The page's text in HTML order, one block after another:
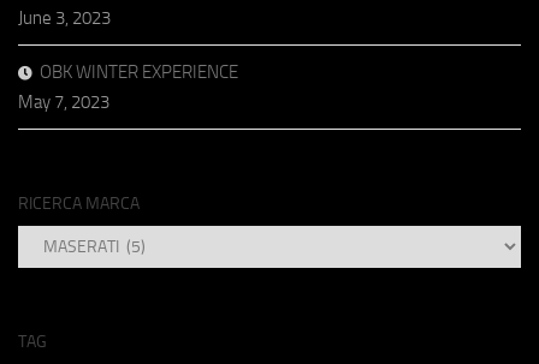
June 3, 2023
OBK WINTER EXPERIENCE
May 7, 2023
RICERCA MARCA
RICERCA
MARCA
TAG